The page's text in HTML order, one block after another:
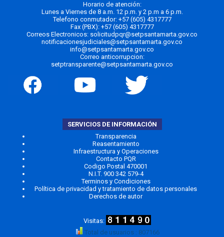
Horario de atención:
Lunes a Viernes de 8 a.m. 12 p.m. y 2 p.m a 6 p.m.
Telefono conmutador: +57 (605) 4317777
Fax (PBX): +57 (605) 4317777
Correos Electronicos: solicitudpqr@setpsantamarta.gov.co
notificacionesjudiciales@setpsantamarta.gov.co
info@setpsantamarta.gov.co
Correo anticorrupcion:
setptransparente@setpsantamarta.gov.co
SERVICIOS DE INFORMACIÓN
Transparencia
Reasentamiento
Infraestructura y Operaciones
Contacto PQR
Codigo Postal 470001
N.I.T. 900 342 579-4
Terminos y Condiciones
Política de privacidad y tratamiento de datos personales
Derechos de autor
Total de usuarios : 807166